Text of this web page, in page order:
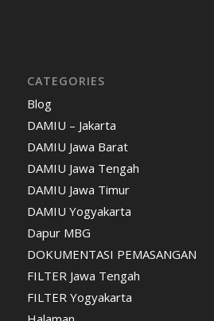
CATEGORIES
Blog
DAMIU – Jakarta
DAMIU Jawa Barat
DAMIU Jawa Tengah
DAMIU Jawa Timur
DAMIU Yogyakarta
Dapur MBG
DOKUMENTASI PEMASANGAN
FILTER Jawa Tengah
FILTER Yogyakarta